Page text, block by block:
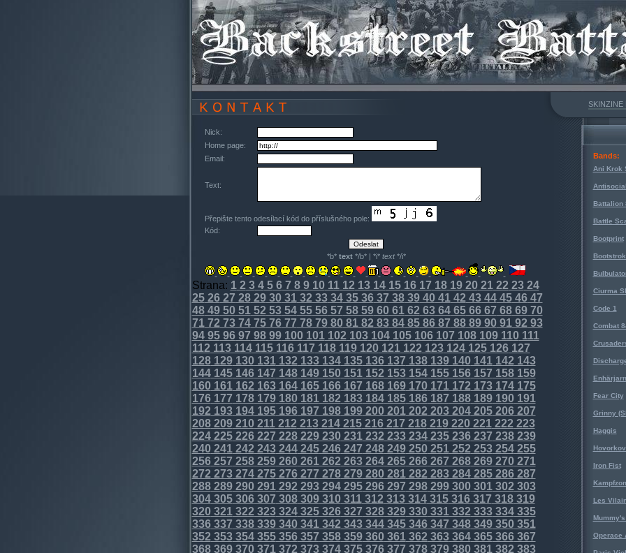
SKINZINE
Nick:
Home page:
Email:
Text:
Přepište tento odesílací kód do příslušného pole:
Kód:
*b* text*/b* | *i* text*/i*
Strana: 12 34567 89101112 1314151617 1819202122 2324
252627 2829303132 3334353637 3839404142 4344454647
4849505152 5354555657 5859606162 6364656667 686970
7172 7374757677 7879808182 8384858687 8889909192 93
94959697 9899100101102 103104105106107 108109110111
112 113114115116117 118119120121122 123124125126127
128129130131132 133134135136137 138139140141142 143
144145146147 148149150151152 153154155156157 158159
160161162 163164165166167 168169170171172 173174175
176177 178179180181182 183184185186187 188189190191
192 193194195196197 198199200201202 203204205206207
208209210211212 213214215216217 218219220221222 223
224225226227 228229230231232 233234235236237 238239
240241242 243244245246247 248249250251252 253254255
256257 258259260261262 263264265266267 268269270271
272 273274275276277 278279280281282 283284285286287
288289290291292 293294295296297 298299300301302 303
304305306307 308309310311312 313314315316317 318319
320321322 323324325326327 328329330331332 333334335
336337 338339340341342 343344345346347 348349350351
352 353354355356357 358359360361362 363364365366367
368369370371372 373374375376377 378379380381382 383
Bands:
Ani Krok
Battalion
Battle
Bootprint
Ciurma
Code 1
Combat
Fear City
Grinny
Haggis
Iron Fist
Les
Operace